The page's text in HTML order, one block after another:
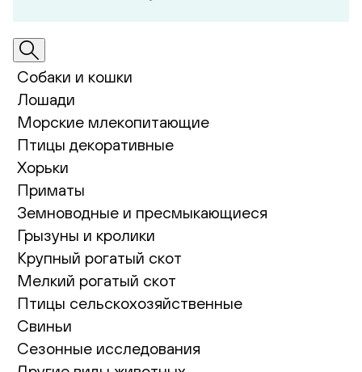
Собаки и кошки
Лошади
Морские млекопитающие
Птицы декоративные
Хорьки
Приматы
Земноводные и пресмыкающиеся
Грызуны и кролики
Крупный рогатый скот
Мелкий рогатый скот
Птицы сельскохозяйственные
Свиньи
Сезонные исследования